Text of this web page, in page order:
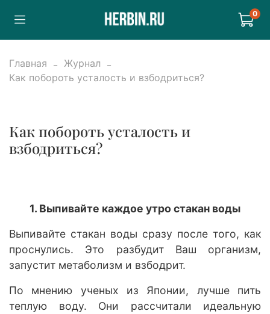
0
Главная
Журнал
Как побороть усталость и взбодриться?
Как побороть усталость и
взбодриться?
1. Выпивайте каждое утро стакан воды
Выпивайте стакан воды сразу после того, как
проснулись. Это разбудит Ваш организм,
запустит метаболизм и взбодрит.
По мнению ученых из Японии, лучше пить
теплую воду. Они рассчитали идеальную